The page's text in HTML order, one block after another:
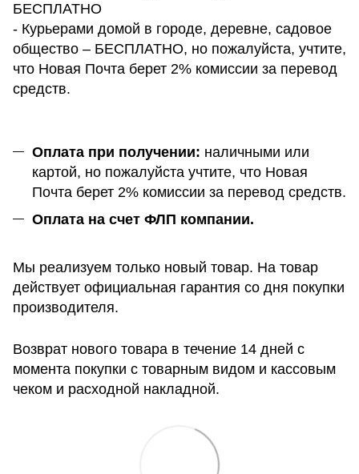
БЕСПЛАТНО
- Курьерами домой в городе, деревне, садовое
общество – БЕСПЛАТНО, но пожалуйста, учтите,
что Новая Почта берет 2% комиссии за перевод
средств.
Оплата при получении: наличными или
картой, но пожалуйста учтите, что Новая
Почта берет 2% комиссии за перевод средств.
Оплата на счет ФЛП компании.
Мы реализуем только новый товар. На товар
действует официальная гарантия со дня покупки
производителя.
Возврат нового товара в течение 14 дней с
момента покупки с товарным видом и кассовым
чеком и расходной накладной.